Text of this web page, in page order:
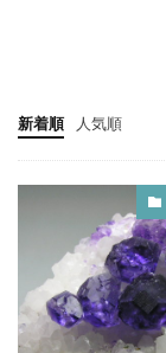
新着順 人気順